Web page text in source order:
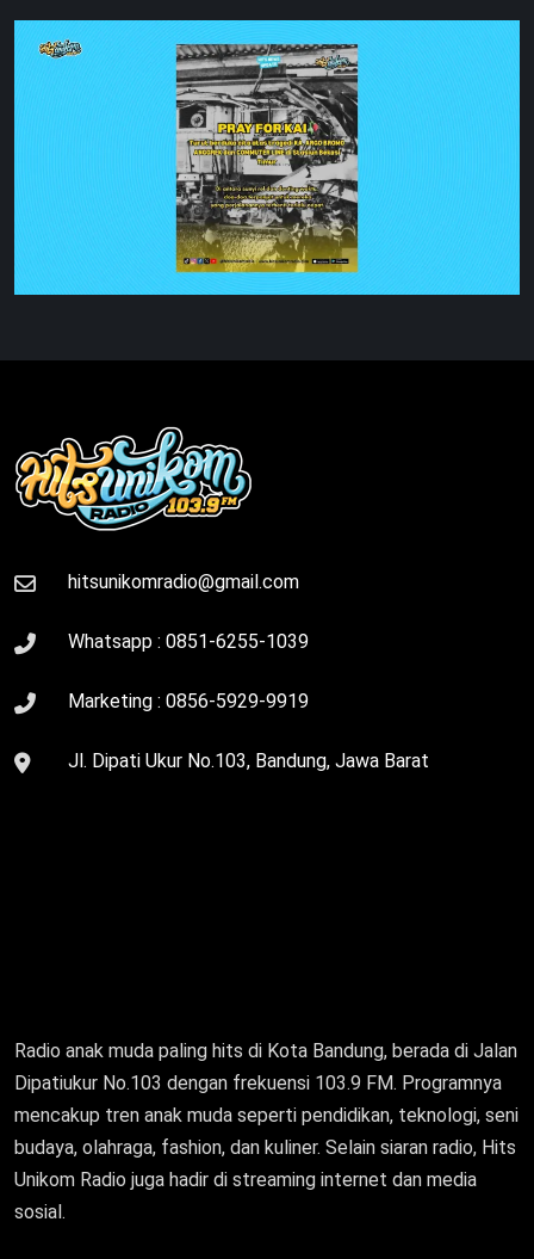
hitsunikomradio@gmail.com
Whatsapp : 0851-6255-1039
Marketing : 0856-5929-9919
Jl. Dipati Ukur No.103, Bandung, Jawa Barat
Radio anak muda paling hits di Kota Bandung, berada di Jalan
Dipatiukur No.103 dengan frekuensi 103.9 FM. Programnya
mencakup tren anak muda seperti pendidikan, teknologi, seni
budaya, olahraga, fashion, dan kuliner. Selain siaran radio, Hits
Unikom Radio juga hadir di streaming internet dan media
sosial.